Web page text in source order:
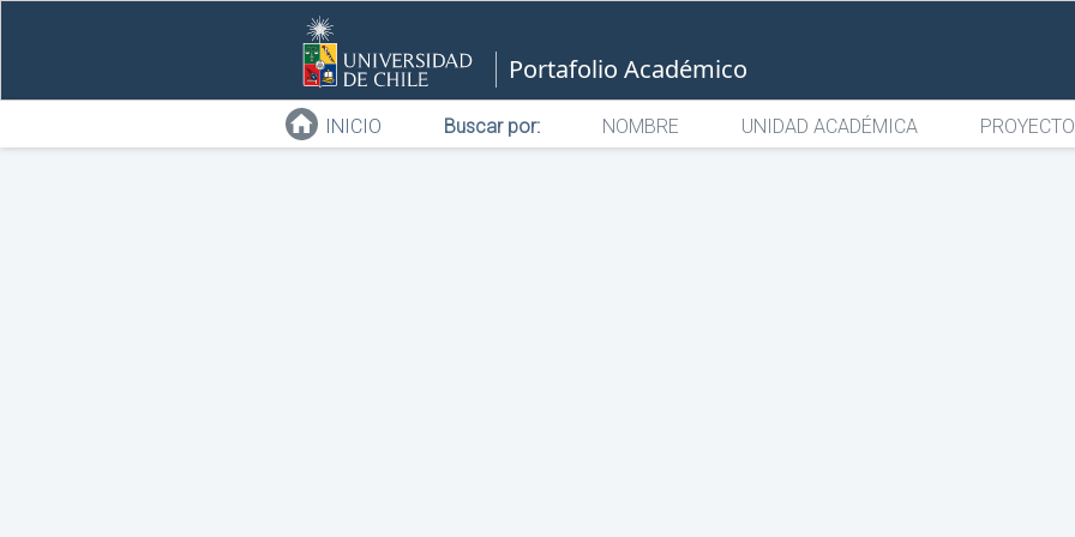
Portafolio Académico
INICIO Buscar por: NOMBRE UNIDAD ACADÉMICA